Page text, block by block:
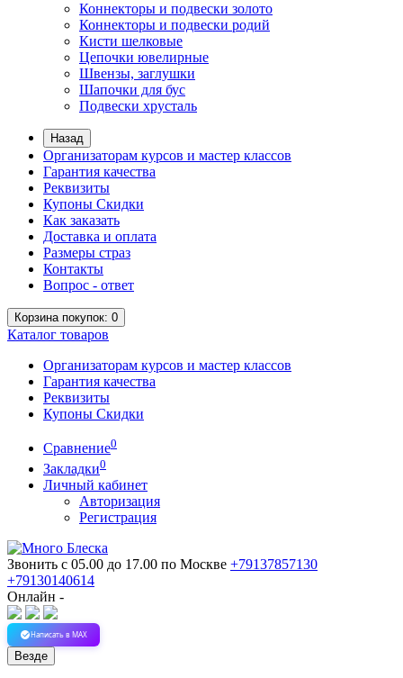
Коннекторы и подвески золото
Коннекторы и подвески родий
Кисти шелковые
Цепочки ювелирные
Швензы, заглушки
Шапочки для бус
Подвески хрусталь
Назад
Организаторам курсов и мастер классов
Гарантия качества
Реквизиты
Купоны Скидки
Как заказать
Доставка и оплата
Размеры страз
Контакты
Вопрос - ответ
Корзинапокупок: 0
Каталог товаров
Организаторам курсов и мастер классов
Гарантия качества
Реквизиты
Купоны Скидки
Сравнение0
Закладки0
Личный кабинет
Авторизация
Регистрация
Звонить с 05.00 до 17.00 по Москве +79137857130
+79130140614
Онлайн -
Написать в MAX
Везде